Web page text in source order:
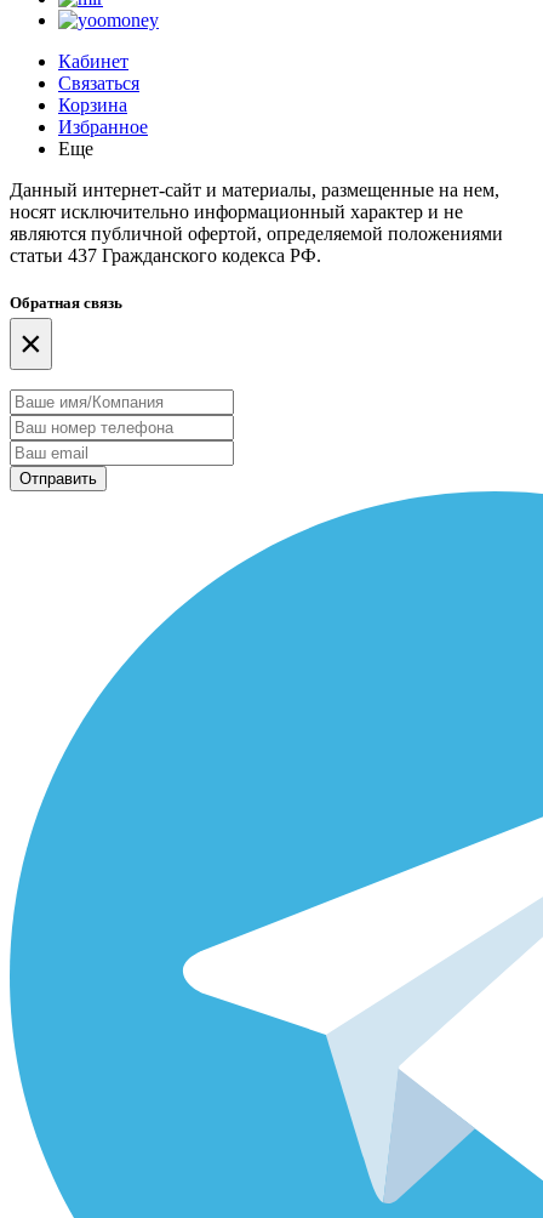
Кабинет
Связаться
Корзина
Избранное
Еще
Данный интернет-сайт и материалы, размещенные на нем,
носят исключительно информационный характер и не
являются публичной офертой, определяемой положениями
статьи 437 Гражданского кодекса РФ.
Обратная связь
×
Отправить